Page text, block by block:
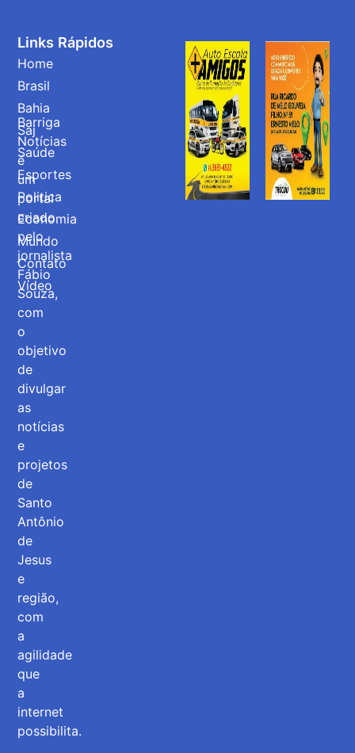
Barriga
Notícias
é
um
portal
criado
pelo
jornalista
Fábio
Souza,
com
o
objetivo
de
divulgar
as
notícias
e
projetos
de
Santo
Antônio
de
Jesus
e
região,
com
a
agilidade
que
a
internet
possibilita.
Links Rápidos
Home
Brasil
Bahia
Saj
Saúde
Esportes
Politica
Economia
Mundo
Contato
Vídeo